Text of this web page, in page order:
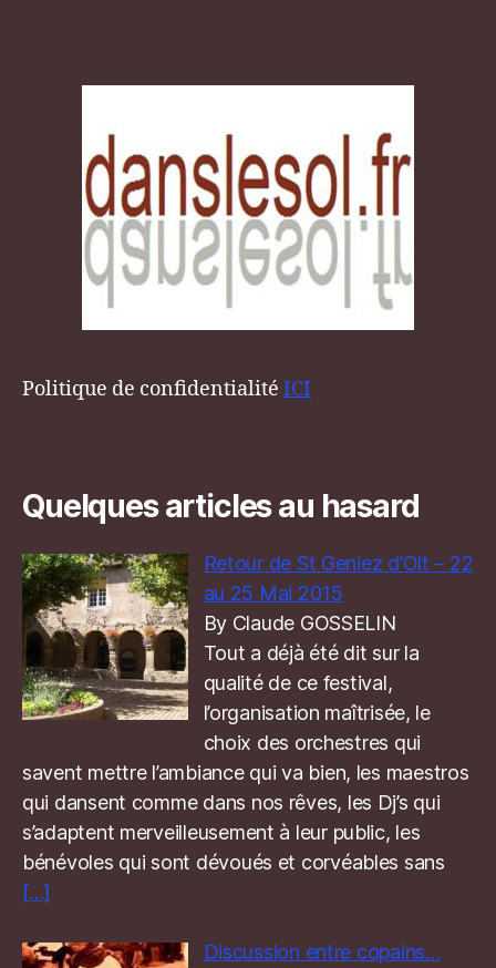
Politique de confidentialité ICI
Quelques articles au hasard
Retour de St Geniez d’Olt – 22
au 25 Mai 2015
By Claude GOSSELIN
Tout a déjà été dit sur la
qualité de ce festival,
l’organisation maîtrisée, le
choix des orchestres qui
savent mettre l’ambiance qui va bien, les maestros
qui dansent comme dans nos rêves, les Dj’s qui
s’adaptent merveilleusement à leur public, les
bénévoles qui sont dévoués et corvéables sans
[…]
Discussion entre copains…